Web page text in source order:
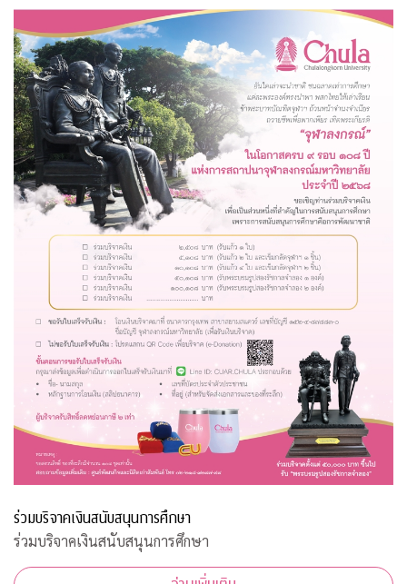
ร่วมบริจาคเงินสนับสนุนการศึกษา
ร่วมบริจาคเงินสนับสนุนการศึกษา